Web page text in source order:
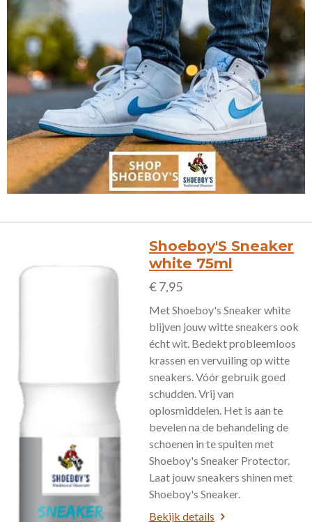
Shoeboy'S Sneaker
white 75ml
€ 7,95
Met Shoeboy's Sneaker white
blijven jouw witte sneakers ook
écht wit. Bedekt probleemloos
krassen en vervuiling op witte
sneakers. Vóór gebruik goed
schudden. Vrij van
oplosmiddelen. Het is aan te
bevelen na de behandeling de
schoenen in te spuiten met
Shoeboy's Sneaker Protector.
Laat jouw sneakers shinen met
Shoeboy's Sneaker.
Bekijk details